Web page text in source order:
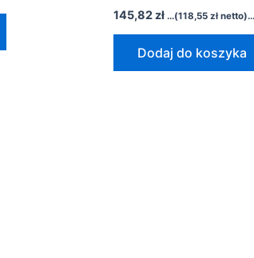
145,82 zł ...(118,55 zł netto)...
Dodaj do koszyka